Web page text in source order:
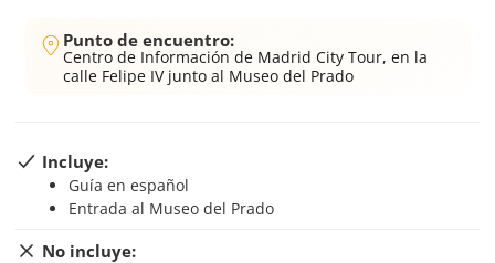
Punto de encuentro:
Centro de Información de Madrid City Tour, en la
calle Felipe IV junto al Museo del Prado
Incluye:
Guía en español
Entrada al Museo del Prado
No incluye: